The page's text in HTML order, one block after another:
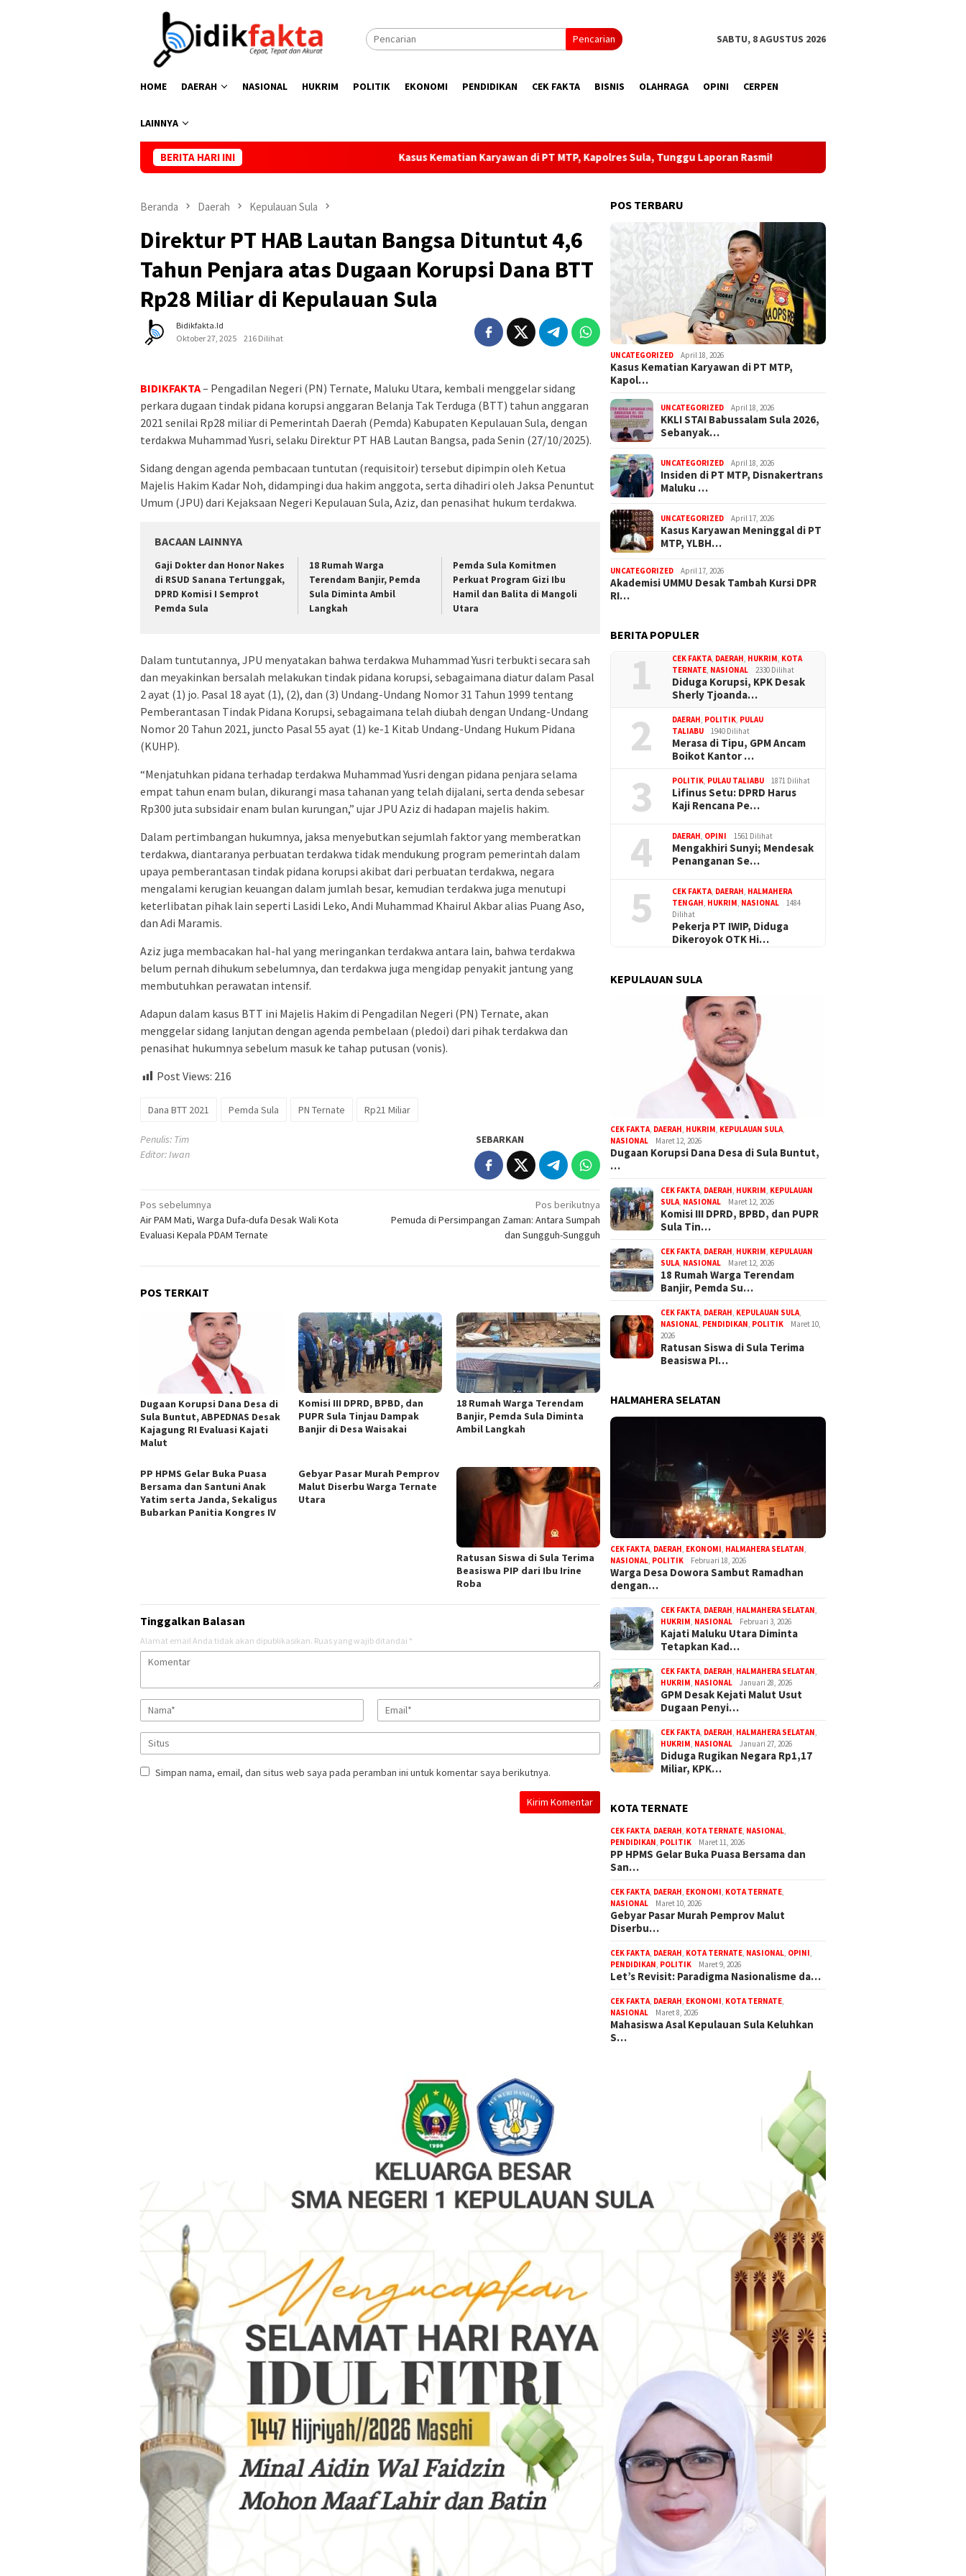
Pencarian SABTU, 8 AGUSTUS 2026
HOME DAERAH NASIONAL HUKRIM POLITIK EKONOMI PENDIDIKAN CEK FAKTA BISNIS OLAHRAGA OPINI CERPEN
LAINNYA
BERITA HARI INI Kasus Kematian Karyawan di PT MTP, Kapolres Sula, Tunggu Laporan Rasmi! KKLI STAI Babussalam Sula 2026, Sebanyak 65
Beranda Daerah Kepulauan Sula
Direktur PT HAB Lautan Bangsa Dituntut 4,6
Tahun Penjara atas Dugaan Korupsi Dana BTT
Rp28 Miliar di Kepulauan Sula
Bidikfakta.id
Oktober 27, 2025
216 Dilihat
BIDIKFAKTA– Pengadilan Negeri (PN) Ternate, Maluku Utara, kembali menggelar sidang
perkara dugaan tindak pidana korupsi anggaran Belanja Tak Terduga (BTT) tahun anggaran
2021 senilai Rp28 miliar di Pemerintah Daerah (Pemda) Kabupaten Kepulauan Sula, dengan
terdakwa Muhammad Yusri, selaku Direktur PT HAB Lautan Bangsa, pada Senin (27/10/2025).
Sidang dengan agenda pembacaan tuntutan (requisitoir) tersebut dipimpin oleh Ketua
Majelis Hakim Kadar Noh, didampingi dua hakim anggota, serta dihadiri oleh Jaksa Penuntut
Umum (JPU) dari Kejaksaan Negeri Kepulauan Sula, Aziz, dan penasihat hukum terdakwa.
BACAAN LAINNYA
Gaji Dokter dan Honor Nakes
di RSUD Sanana Tertunggak,
DPRD Komisi I Semprot
Pemda Sula
18 Rumah Warga
Terendam Banjir, Pemda
Sula Diminta Ambil
Langkah
Pemda Sula Komitmen
Perkuat Program Gizi Ibu
Hamil dan Balita di Mangoli
Utara
Dalam tuntutannya, JPU menyatakan bahwa terdakwa Muhammad Yusri terbukti secara sah
dan meyakinkan bersalah melakukan tindak pidana korupsi, sebagaimana diatur dalam Pasal
2 ayat (1) jo. Pasal 18 ayat (1), (2), dan (3) Undang-Undang Nomor 31 Tahun 1999 tentang
Pemberantasan Tindak Pidana Korupsi, sebagaimana telah diubah dengan Undang-Undang
Nomor 20 Tahun 2021, juncto Pasal 55 ayat (1) ke-1 Kitab Undang-Undang Hukum Pidana
(KUHP).
“Menjatuhkan pidana terhadap terdakwa Muhammad Yusri dengan pidana penjara selama
empat tahun enam bulan, dikurangi masa tahanan yang telah dijalani, serta denda sebesar
Rp300 juta subsidair enam bulan kurungan,” ujar JPU Aziz di hadapan majelis hakim.
Dalam pertimbangan hukumnya, jaksa menyebutkan sejumlah faktor yang memberatkan
terdakwa, diantaranya perbuatan terdakwa tidak mendukung program pemerintah dalam
upaya pemberantasan tindak pidana korupsi akibat dari perbuatan terdakwa, negara
mengalami kerugian keuangan dalam jumlah besar, kemudian terdakwa juga menutupi
keterlibatan pihak lain seperti Lasidi Leko, Andi Muhammad Khairul Akbar alias Puang Aso,
dan Adi Maramis.
Aziz juga membacakan hal-hal yang meringankan terdakwa antara lain, bahwa terdakwa
belum pernah dihukum sebelumnya, dan terdakwa juga mengidap penyakit jantung yang
membutuhkan perawatan intensif.
Adapun dalam kasus BTT ini Majelis Hakim di Pengadilan Negeri (PN) Ternate, akan
menggelar sidang lanjutan dengan agenda pembelaan (pledoi) dari pihak terdakwa dan
penasihat hukumnya sebelum masuk ke tahap putusan (vonis).
Post Views: 216
Dana BTT 2021 Pemda Sula PN Ternate Rp21 Miliar
Penulis: Tim
Editor: Iwan
SEBARKAN
Navigasi
pos
Pos sebelumnya
Air PAM Mati, Warga Dufa-dufa Desak Wali Kota
Evaluasi Kepala PDAM Ternate
Pos berikutnya
Pemuda di Persimpangan Zaman: Antara Sumpah
dan Sungguh-Sungguh
POS TERKAIT
Dugaan Korupsi Dana Desa di
Sula Buntut, ABPEDNAS Desak
Kajagung RI Evaluasi Kajati
Malut
Komisi III DPRD, BPBD, dan
PUPR Sula Tinjau Dampak
Banjir di Desa Waisakai
18 Rumah Warga Terendam
Banjir, Pemda Sula Diminta
Ambil Langkah
PP HPMS Gelar Buka Puasa
Bersama dan Santuni Anak
Yatim serta Janda, Sekaligus
Bubarkan Panitia Kongres IV
Gebyar Pasar Murah Pemprov
Malut Diserbu Warga Ternate
Utara
Ratusan Siswa di Sula Terima
Beasiswa PIP dari Ibu Irine
Roba
Tinggalkan Balasan
Alamat email Anda tidak akan dipublikasikan. Ruas yang wajib ditandai *
Simpan nama, email, dan situs web saya pada peramban ini untuk komentar saya berikutnya.
POS TERBARU
UNCATEGORIZED April 18, 2026
Kasus Kematian Karyawan di PT MTP,
Kapol…
UNCATEGORIZED April 18, 2026
KKLI STAI Babussalam Sula 2026,
Sebanyak…
UNCATEGORIZED April 18, 2026
Insiden di PT MTP, Disnakertrans
Maluku …
UNCATEGORIZED April 17, 2026
Kasus Karyawan Meninggal di PT
MTP, YLBH…
UNCATEGORIZED April 17, 2026
Akademisi UMMU Desak Tambah Kursi DPR
RI…
BERITA POPULER
1 CEK FAKTA DAERAH HUKRIM KOTA
TERNATE NASIONAL 2330 Dilihat
Diduga Korupsi, KPK Desak
Sherly Tjoanda…
2 DAERAH POLITIK PULAU
TALIABU
1940 Dilihat
Merasa di Tipu, GPM Ancam
Boikot Kantor …
3 POLITIK PULAU TALIABU 1871 Dilihat
Lifinus Setu: DPRD Harus
Kaji Rencana Pe…
4 DAERAH OPINI 1561 Dilihat
Mengakhiri Sunyi; Mendesak
Penanganan Se…
5 CEK FAKTA DAERAH HALMAHERA
TENGAH HUKRIM NASIONAL
1484
Dilihat
Pekerja PT IWIP, Diduga
Dikeroyok OTK Hi…
KEPULAUAN SULA
CEK FAKTA DAERAH HUKRIM KEPULAUAN SULA
NASIONAL
Maret 12, 2026
Dugaan Korupsi Dana Desa di Sula Buntut,
…
CEK FAKTA DAERAH HUKRIM KEPULAUAN
SULA NASIONAL Maret 12, 2026
Komisi III DPRD, BPBD, dan PUPR
Sula Tin…
CEK FAKTA DAERAH HUKRIM KEPULAUAN
SULA NASIONAL Maret 12, 2026
18 Rumah Warga Terendam
Banjir, Pemda Su…
CEK FAKTA DAERAH KEPULAUAN SULA
NASIONAL PENDIDIKAN POLITIK
Maret 10,
2026
Ratusan Siswa di Sula Terima
Beasiswa PI…
HALMAHERA SELATAN
CEK FAKTA, DAERAH, EKONOMI, HALMAHERA SELATAN,
NASIONAL, POLITIK Februari 18, 2026
Warga Desa Dowora Sambut Ramadhan
dengan…
CEK FAKTA, DAERAH, HALMAHERA SELATAN,
HUKRIM, NASIONAL Februari 3, 2026
Kajati Maluku Utara Diminta
Tetapkan Kad…
CEK FAKTA, DAERAH, HALMAHERA SELATAN,
HUKRIM, NASIONAL Januari 28, 2026
GPM Desak Kejati Malut Usut
Dugaan Penyi…
CEK FAKTA, DAERAH, HALMAHERA SELATAN,
HUKRIM, NASIONAL Januari 27, 2026
Diduga Rugikan Negara Rp1,17
Miliar, KPK…
KOTA TERNATE
CEK FAKTA, DAERAH, KOTA TERNATE, NASIONAL,
PENDIDIKAN, POLITIK Maret 11, 2026
PP HPMS Gelar Buka Puasa Bersama dan
San…
CEK FAKTA, DAERAH, EKONOMI, KOTA TERNATE,
NASIONAL
Maret 10, 2026
Gebyar Pasar Murah Pemprov Malut
Diserbu…
CEK FAKTA, DAERAH, KOTA TERNATE, NASIONAL, OPINI,
PENDIDIKAN, POLITIK Maret 9, 2026
Let’s Revisit: Paradigma Nasionalisme da…
CEK FAKTA, DAERAH, EKONOMI, KOTA TERNATE,
NASIONAL
Maret 8, 2026
Mahasiswa Asal Kepulauan Sula Keluhkan
S…